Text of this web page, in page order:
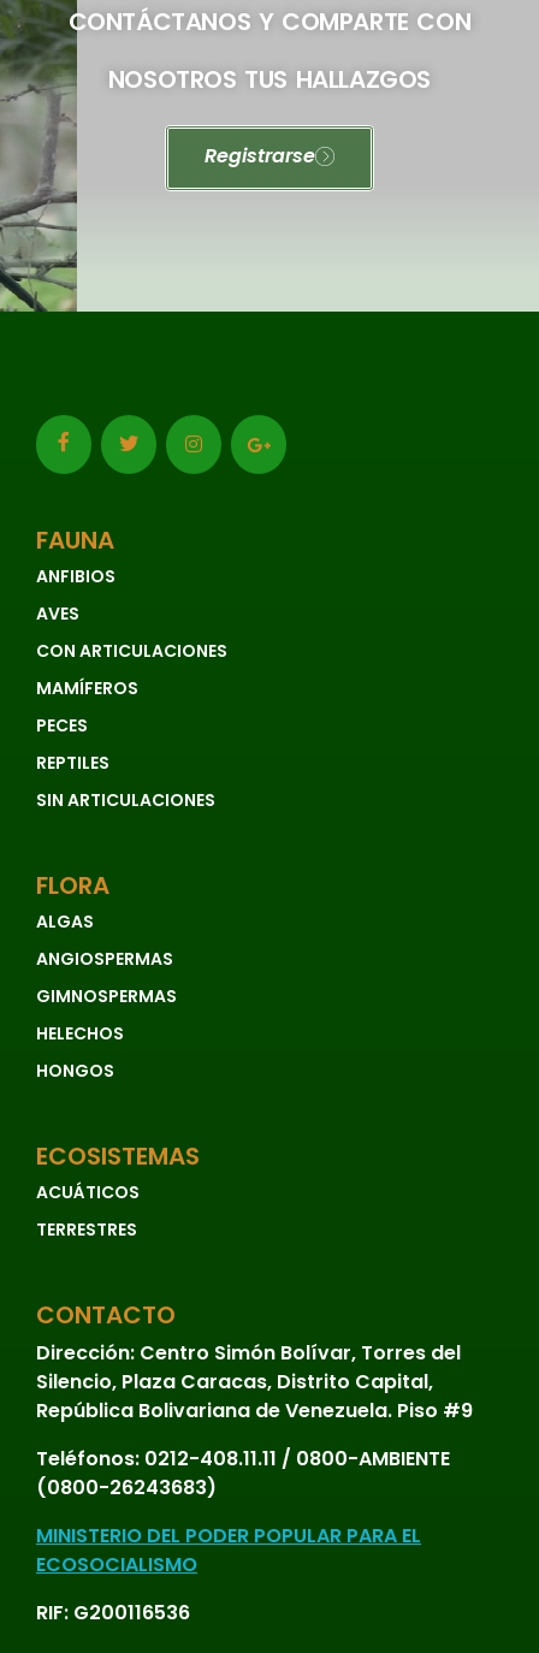
CONTÁCTANOS Y COMPARTE CON
NOSOTROS TUS HALLAZGOS
Registrarse
FAUNA
ANFIBIOS
AVES
CON ARTICULACIONES
MAMÍFEROS
PECES
REPTILES
SIN ARTICULACIONES
FLORA
ALGAS
ANGIOSPERMAS
GIMNOSPERMAS
HELECHOS
HONGOS
ECOSISTEMAS
ACUÁTICOS
TERRESTRES
CONTACTO
Dirección: Centro Simón Bolívar, Torres del
Silencio, Plaza Caracas, Distrito Capital,
República Bolivariana de Venezuela. Piso #9
Teléfonos: 0212-408.11.11 / 0800-AMBIENTE
(0800-26243683)
MINISTERIO DEL PODER POPULAR PARA EL
ECOSOCIALISMO
RIF: G200116536